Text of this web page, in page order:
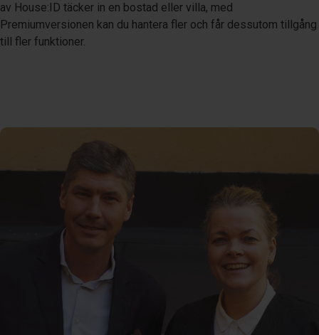
av House:ID täcker in en bostad eller villa, med
Premiumversionen kan du hantera fler och får dessutom tillgång
till fler funktioner.